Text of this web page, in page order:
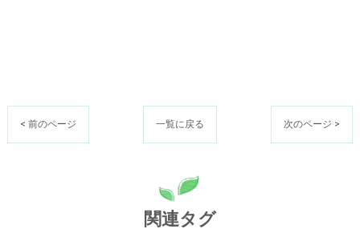
< 前のページ 一覧に戻る 次のページ >
関連タグ